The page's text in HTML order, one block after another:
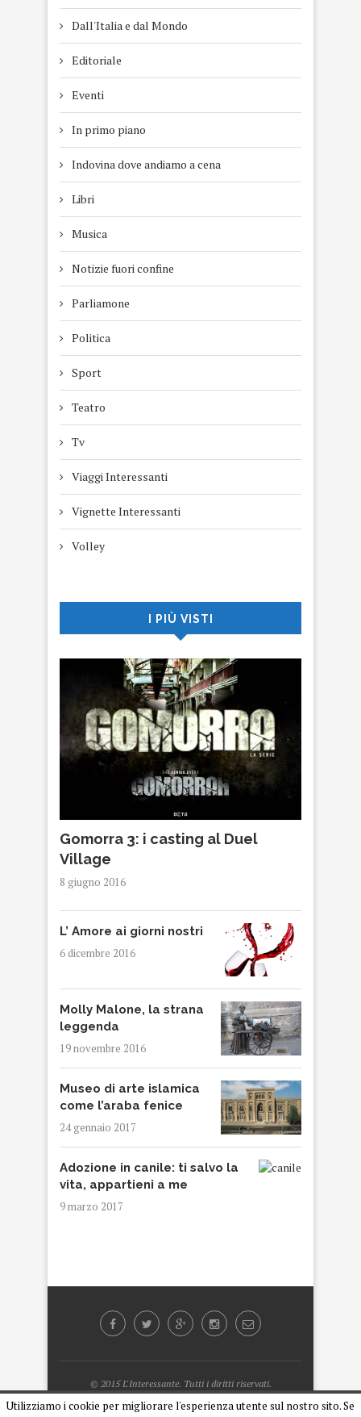
Dall'Italia e dal Mondo
Editoriale
Eventi
In primo piano
Indovina dove andiamo a cena
Libri
Musica
Notizie fuori confine
Parliamone
Politica
Sport
Teatro
Tv
Viaggi Interessanti
Vignette Interessanti
Volley
I PIÙ VISTI
Gomorra 3: i casting al Duel
Village
8 giugno 2016
L’ Amore ai giorni nostri
6 dicembre 2016
Molly Malone, la strana
leggenda
19 novembre 2016
Museo di arte islamica
come l’araba fenice
24 gennaio 2017
Adozione in canile: ti salvo la
vita, appartieni a me
9 marzo 2017
© 2015 L'Interessante. Tutti i diritti riservati.
Designed byArmando Cipriani
Utilizziamo i cookie per migliorare l'esperienza utente sul nostro sito. Se